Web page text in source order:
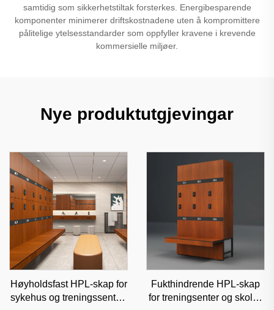
samtidig som sikkerhetstiltak forsterkes. Energibesparende
komponenter minimerer driftskostnadene uten å kompromittere
pålitelige ytelsesstandarder som oppfyller kravene i krevende
kommersielle miljøer.
Nye produktutgjevingar
Høyholdsfast HPL-skap for
sykehus og treningssentre,
Fukthindrende HPL-skap
for treningsenter og skoler,